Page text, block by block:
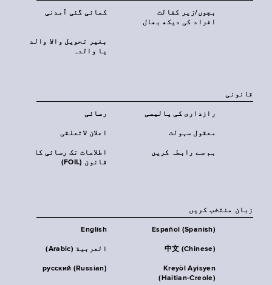
کمائی گئی آمدنی
بچوں/زیر کفالت
افراد کی دیکھ بھال
بغیر تحویل والا والد
یا والدہ
قانونی
رسائی رازداری کی پالیسی
اعلان لاتعلقی معقول سہولت
اطلاعات تک رسائی کا
قانون (FOIL)
ہم سے رابطہ کریں
زبان منتخب کریں
English Español (Spanish)
العربية (Arabic) 中文 (Chinese)
русский (Russian)
Kreyòl Ayisyen
(Haitian-Creole)